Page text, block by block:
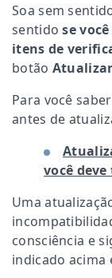
Soa sem
sentidose
itens de
botão
Para você
antes de
você deve
Uma
consciência e
indicado acima